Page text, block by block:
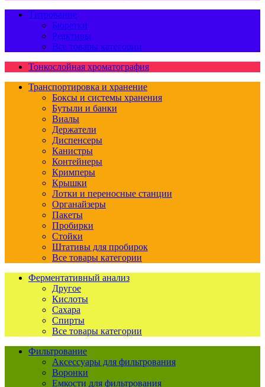
Титрование
Бюретки
Реактивы
Все товары категории
Тонкослойная хроматография
Транспортировка и хранение
Боксы и системы хранения
Бутыли и банки
Виалы
Держатели
Диспенсеры
Канистры
Контейнеры
Кримперы
Крышки
Лотки и переносные станции
Органайзеры
Пакеты
Пробирки
Стойки
Штативы для пробирок
Все товары категории
Ферментативный анализ
Другое
Кислоты
Сахара
Спирты
Все товары категории
Фильтрование
Аксессуары для фильтрования
Воронки
Емкости для фильтрования